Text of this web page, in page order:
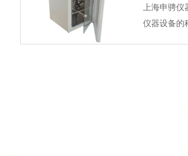
上海申骋
仪器设备的